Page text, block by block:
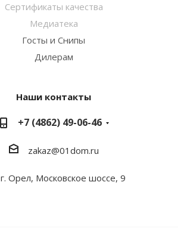
Сертификаты качества
Медиатека
Госты и Снипы
Дилерам
Наши контакты
+7 (4862) 49-06-46
zakaz@01dom.ru
г. Орел, Московское шоссе, 9